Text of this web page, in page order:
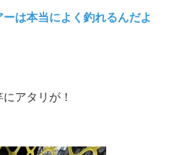
ーは本当によく釣れるんだよ
アタリが！